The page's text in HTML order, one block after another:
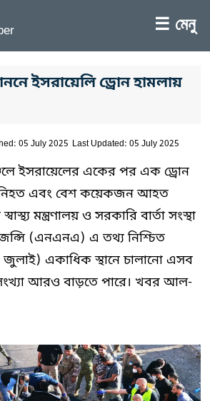
☰ মেনু
ইসরায়েলি ড্রোন হামলায়
05 July 2025 Last Updated: 05 July 2025
ইসরায়েলের একের পর এক ড্রোন
নিহত এবং বেশ কয়েকজন আহত
মন্ত্রণালয় ও সরকারি বার্তা সংস্থা
(এনএনএ) এ তথ্য নিশ্চিত
জুলাই) একাধিক স্থানে চালানো এসব
আরও বাড়তে পারে। খবর আল-